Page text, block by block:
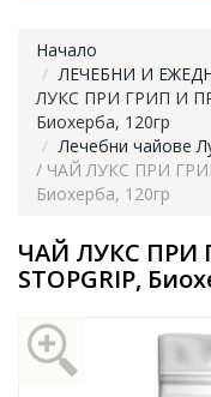
Начало
ЛЕЧЕБНИ И
ЛУКС ПРИ ГРИП И
Биохерба, 120гр
Лечебни чайове
/ ЧАЙ ЛУКС ПРИ
Биохерба, 120гр
ЧАЙ ЛУКС ПРИ
STOPGRIP,